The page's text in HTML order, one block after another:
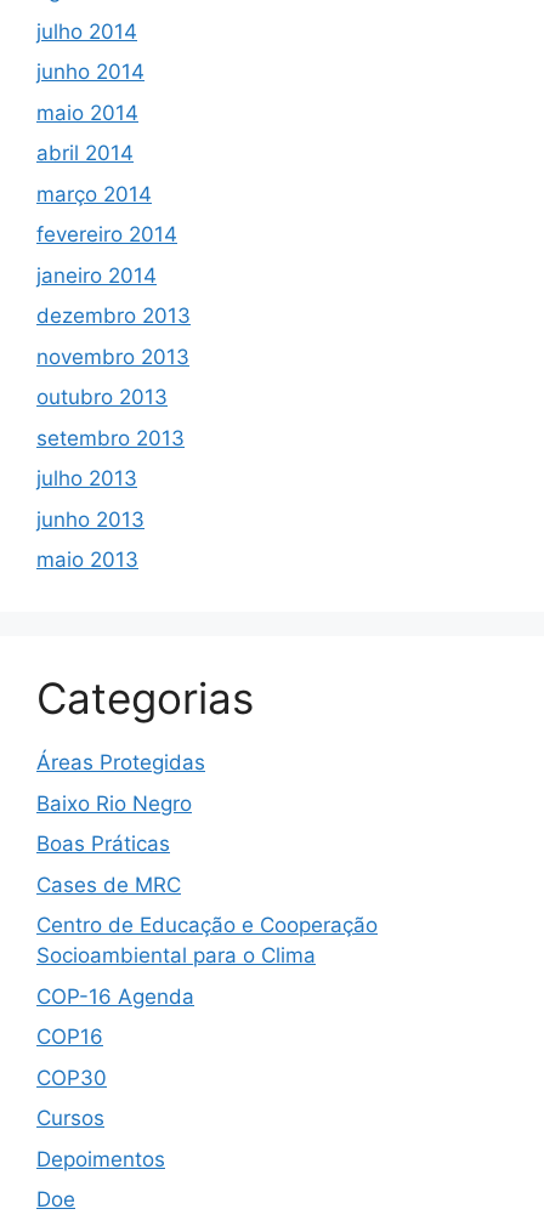
julho 2014
junho 2014
maio 2014
abril 2014
março 2014
fevereiro 2014
janeiro 2014
dezembro 2013
novembro 2013
outubro 2013
setembro 2013
julho 2013
junho 2013
maio 2013
Categorias
Áreas Protegidas
Baixo Rio Negro
Boas Práticas
Cases de MRC
Centro de Educação e Cooperação
Socioambiental para o Clima
COP-16 Agenda
COP16
COP30
Cursos
Depoimentos
Doe